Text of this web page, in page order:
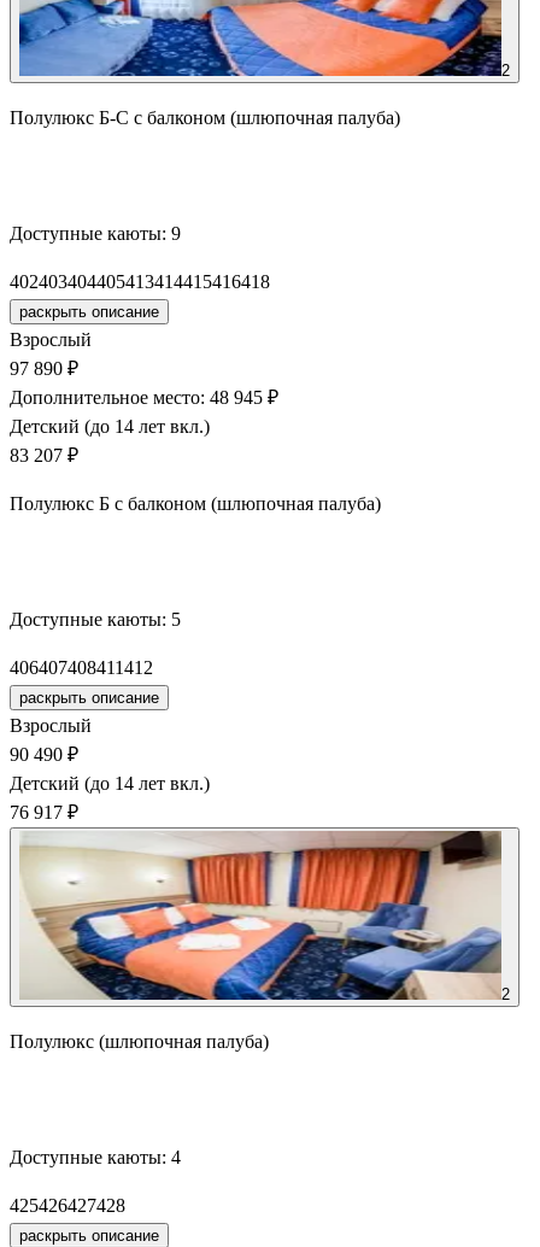
2
Полулюкс Б-С с балконом (шлюпочная палуба)
Доступные каюты: 9
402403404405413414415416418
раскрыть описание
Взрослый
97 890 ₽
Дополнительное место: 48 945 ₽
Детский (до 14 лет вкл.)
83 207 ₽
Полулюкс Б с балконом (шлюпочная палуба)
Доступные каюты: 5
406407408411412
раскрыть описание
Взрослый
90 490 ₽
Детский (до 14 лет вкл.)
76 917 ₽
2
Полулюкс (шлюпочная палуба)
Доступные каюты: 4
425426427428
раскрыть описание